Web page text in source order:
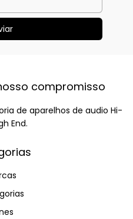
compromisso
de aparelhos de audio Hi-
End.